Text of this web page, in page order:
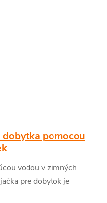
pomocou
vodou v zimných
pre dobytok je